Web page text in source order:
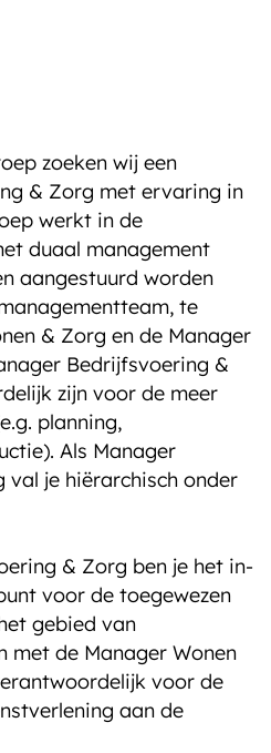
zoeken wij een
& Zorg met ervaring in
werkt in de
duaal management
aangestuurd worden
te
& Zorg en de Manager
Bedrijfsvoering &
zijn voor de meer
planning,
Als Manager
je hiërarchisch onder
& Zorg ben je het in-
voor de toegewezen
gebied van
met de Manager Wonen
voor de
aan de